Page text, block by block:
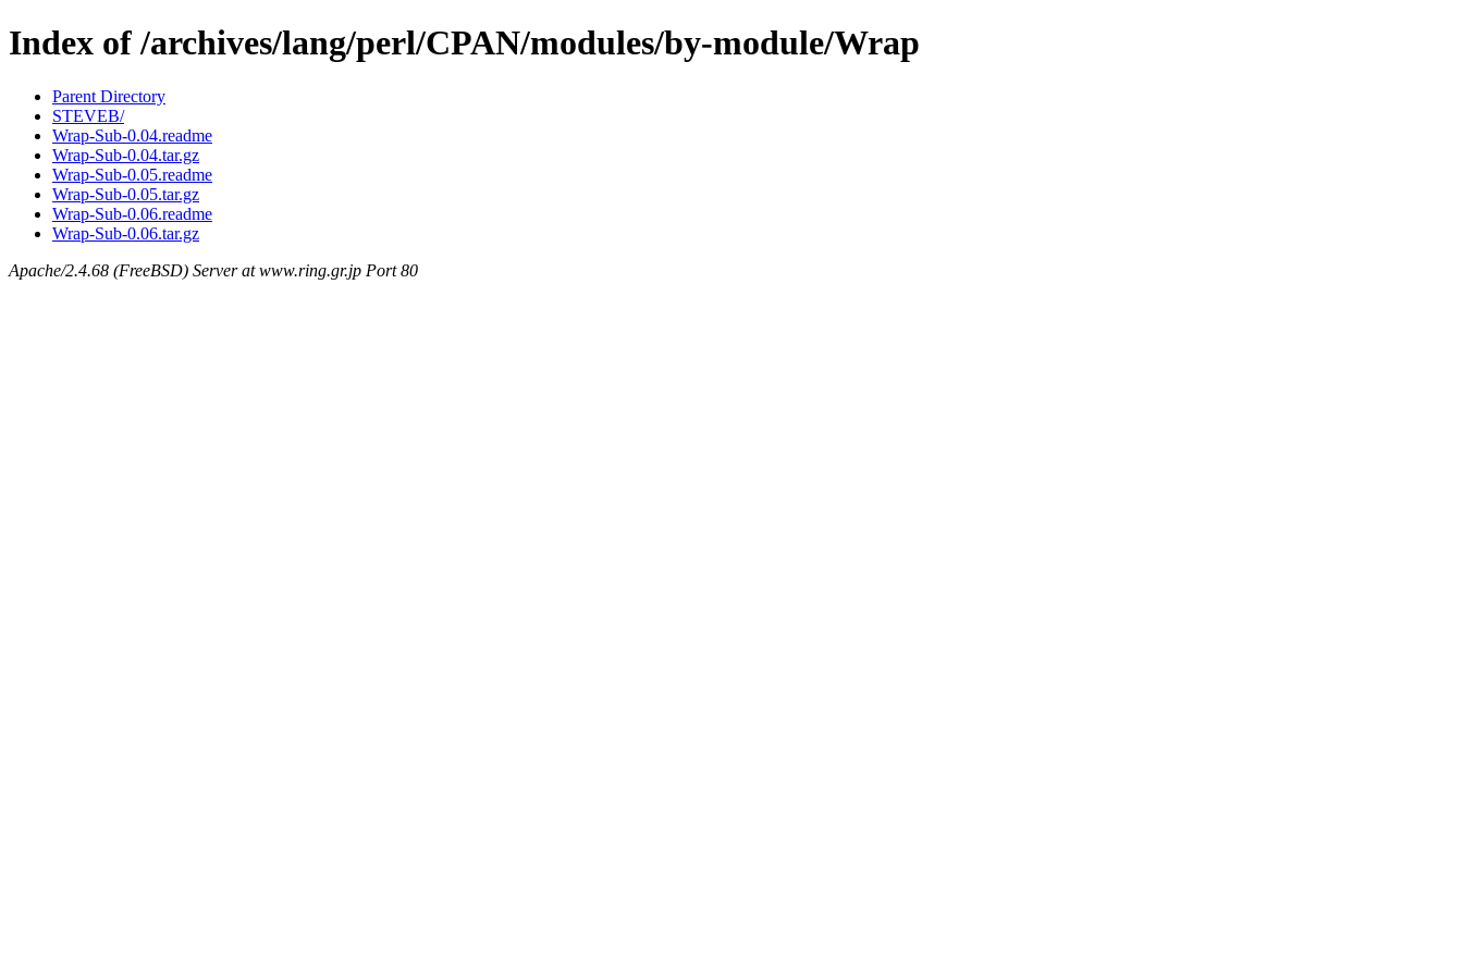
Index of /archives/lang/perl/CPAN/modules/by-module/Wrap
Parent Directory
STEVEB/
Wrap-Sub-0.04.readme
Wrap-Sub-0.04.tar.gz
Wrap-Sub-0.05.readme
Wrap-Sub-0.05.tar.gz
Wrap-Sub-0.06.readme
Wrap-Sub-0.06.tar.gz
Apache/2.4.68 (FreeBSD) Server at www.ring.gr.jp Port 80